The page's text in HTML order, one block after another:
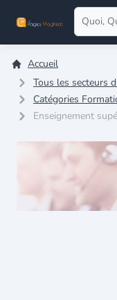
Accueil
Tous les secteurs
Catégories
Enseignement